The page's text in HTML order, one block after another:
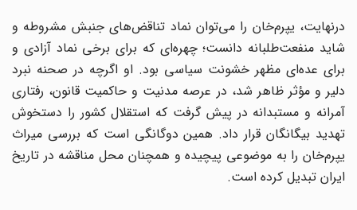
درنهایت، یپرم‌خان را می‌توان نماد تناقض‌های جنبش مشروطه و
شاید منفعت‌طلبانه دانست؛ چهره‌ای که برای برخی نماد آزادی و
برای عده‌ای مظهر خشونت سیاسی بود. او اگرچه در صحنه نبرد
دلیر و مؤثر ظاهر شد، در عرصه‌ مدنیت و حاکمیت قانون، رفتاری
آمرانه و مستبدانه در پیش گرفت که استقلال کشور را دستخوش
تهدید بیگانگان قرار داد. همین دوگانگی است که بررسی میراث
یپرم‌خان را به موضوعی پیچیده و همچنان محل مناقشه در تاریخ
ایران تبدیل کرده است.